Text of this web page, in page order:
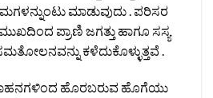
ಮಾಡುವುದು . ಪರಿಸರ
ಪ್ರಾಣಿ ಜಗತ್ತು ಹಾಗೂ ಸಸ್ಯ
ಕಳೆದುಕೊಳ್ಳುತ್ತವೆ .
ವಾಹನಗಳಿಂದ ಹೊರಬರುವ ಹೊಗೆಯು